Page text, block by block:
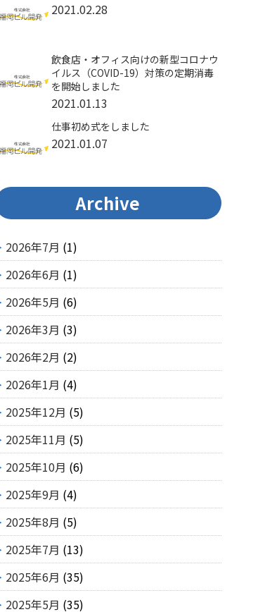
2021.02.28
飲食店・オフィス向けの新型コロナウ
イルス（COVID-19）対策の定期消毒
を開始しました
2021.01.13
仕事初め式をしました
2021.01.07
Archive
2026年7月 (1)
2026年6月 (1)
2026年5月 (6)
2026年3月 (3)
2026年2月 (2)
2026年1月 (4)
2025年12月 (5)
2025年11月 (5)
2025年10月 (6)
2025年9月 (4)
2025年8月 (5)
2025年7月 (13)
2025年6月 (35)
2025年5月 (35)